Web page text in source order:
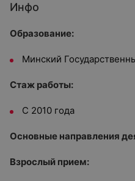
Инфо
Образование:
Минский
Стаж работы:
С 2010 года
Основные направления
Взрослый прием: